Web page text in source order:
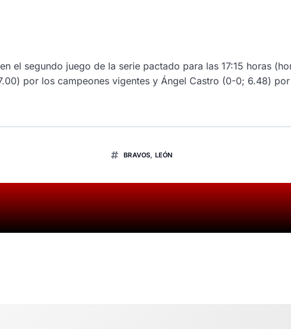
en el segundo juego de la serie pactado para las 17:15 horas
por los campeones vigentes y Ángel Castro (0-0; 6.48)
BRAVOS, LEÓN